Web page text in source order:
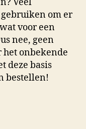
om er
voor een
nee, geen
het onbekende
deze basis
bestellen!